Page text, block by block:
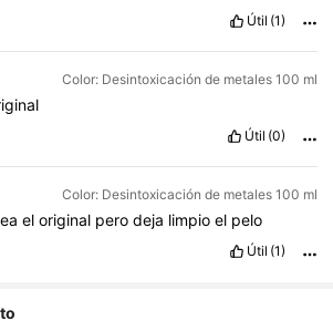
Útil (1)
Color: Desintoxicación de metales 100 ml
Útil (0)
Color: Desintoxicación de metales 100 ml
eloriginal perodeja limpioel pelo
Útil (1)